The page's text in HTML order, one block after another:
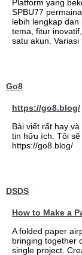
Platform yang
SPBU77
lebih lengkap
tema, fitur
satu akun. Variasi
Go8
https://go8.blog/
Bài viết rất hay
tin hữu ích. Tôi
https://go8.blog/
DSDS
How to Make a
A folded paper
bringing together
single project.